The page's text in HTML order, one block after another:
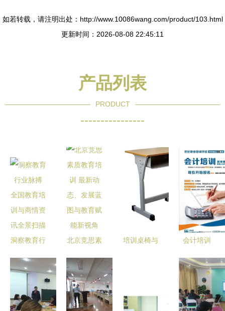
如若转载，请注明出处：http://www.10086wang.com/product/103.html
更新时间：2026-08-08 22:45:11
产品列表
PRODUCT
----------------
洞察教育行
国教育培训
与商情资讯
全景扫描
北京竞思素
最新动态、
发展蓝图与
教育赋能新
培训桌椅与
会计培训
教育咨询与
培训的专业
设计指南